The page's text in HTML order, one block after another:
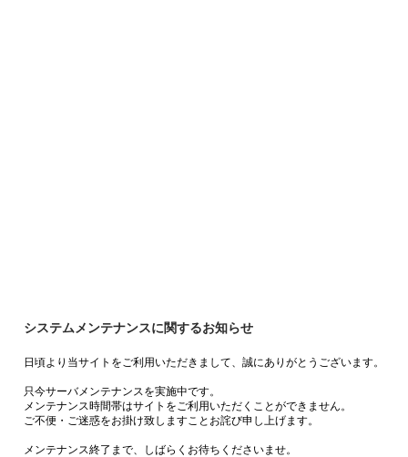
システムメンテナンスに関するお知らせ
日頃より当サイトをご利用いただきまして、誠にありがとうございます。
只今サーバメンテナンスを実施中です。
メンテナンス時間帯はサイトをご利用いただくことができません。
ご不便・ご迷惑をお掛け致しますことお詫び申し上げます。
メンテナンス終了まで、しばらくお待ちくださいませ。